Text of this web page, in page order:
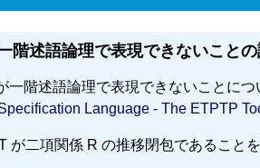
階述語論理で表現できないことの
一階述語論理で表現できないことに
Language - The ETPTP
が二項関係 R の推移閉包であること